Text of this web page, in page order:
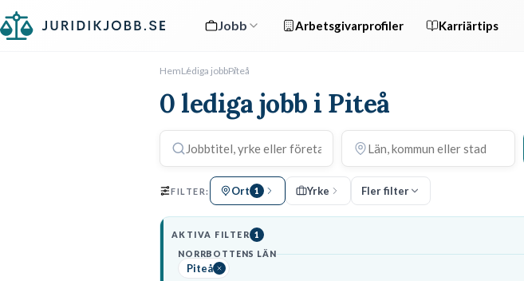
Jobb Arbetsgivarprofiler Karriärtips
HemLediga jobbPiteå
0 lediga jobb i Piteå
FILTER: Ort 1 Yrke Fler filter
AKTIVA FILTER 1
NORRBOTTENS LÄN
Piteå